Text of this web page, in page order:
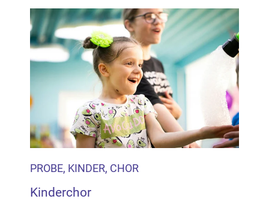
PROBE, KINDER, CHOR
Kinderchor